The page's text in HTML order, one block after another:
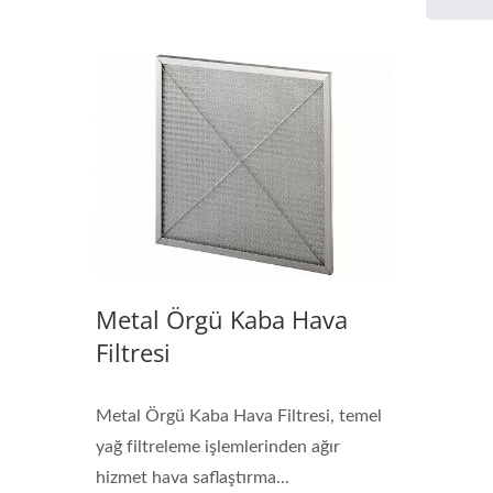
Metal Örgü Kaba Hava
Filtresi
Metal Örgü Kaba Hava Filtresi, temel
yağ filtreleme işlemlerinden ağır
hizmet hava saflaştırma...